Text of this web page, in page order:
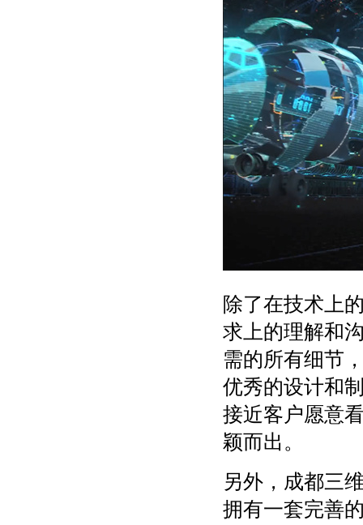
除了在技术上
求上的理解和
需的所有细节
优秀的设计和
接近客户愿意
颖而出。
另外，成都三
拥有一套完善